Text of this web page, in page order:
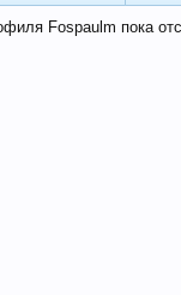
Fospaulm пока